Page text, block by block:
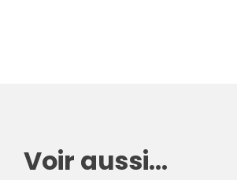
Voir aussi...